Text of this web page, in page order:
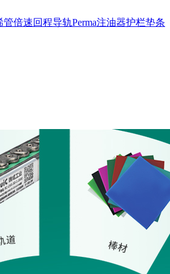
管倍速回程导轨Perma注油器护栏垫条